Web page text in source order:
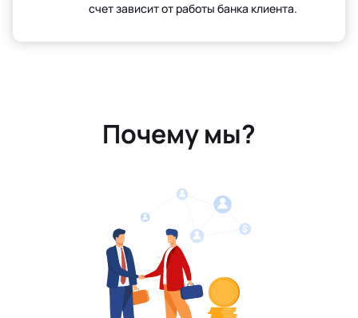
счет зависит от работы банка клиента.
Почему мы?